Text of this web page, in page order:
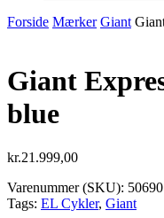
Forside Mærker Giant
Giant
blue
kr.21.999,00
Varenummer (SKU):
Tags: EL Cykler, Giant